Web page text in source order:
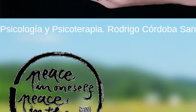
Psicología y Psicoterapia. Rodrigo Córdoba